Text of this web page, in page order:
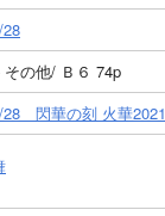
その他/ Ｂ６ 74p
28 閃華の刻 火華2021